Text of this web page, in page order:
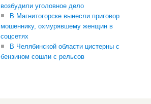
возбудили уголовное дело
В Магнитогорске вынесли приговор
мошеннику, охмурявшему женщин в
соцсетях
В Челябинской области цистерны с
бензином сошли с рельсов